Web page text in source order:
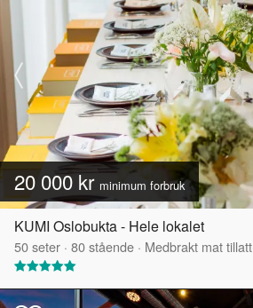
20 000 kr minimum forbruk
KUMI Oslobukta - Hele lokalet
50seter · 80stående · Medbrakt mat tillatt